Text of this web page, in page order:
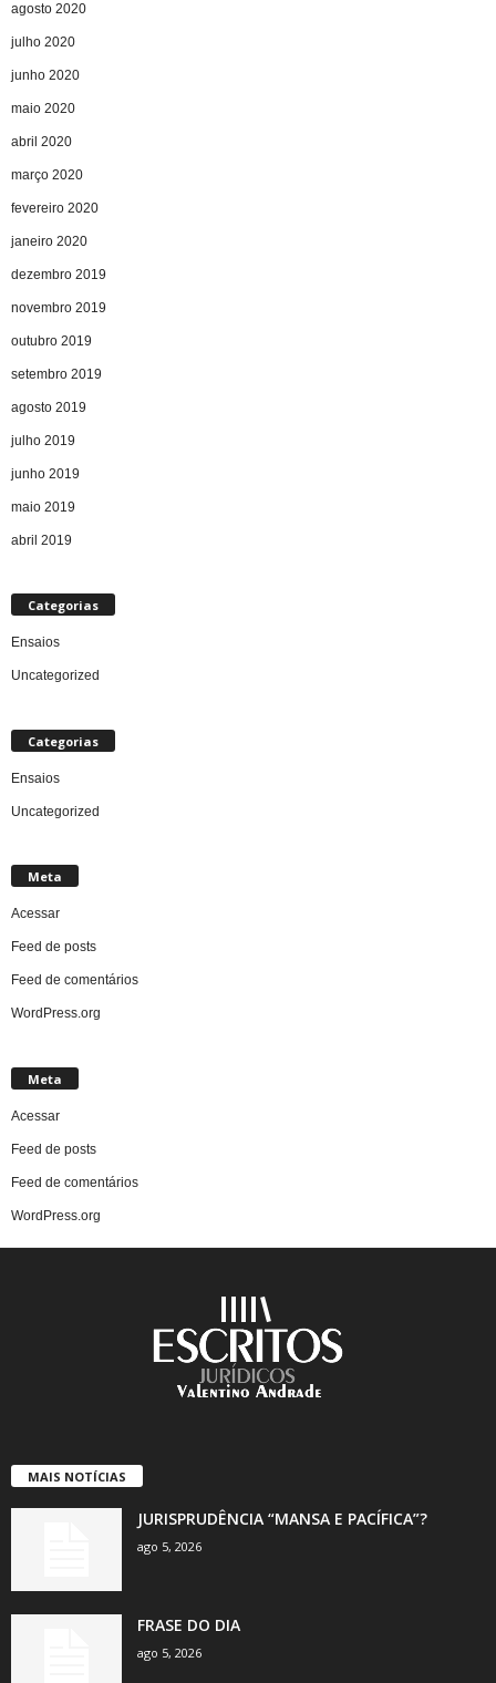
agosto 2020
julho 2020
junho 2020
maio 2020
abril 2020
março 2020
fevereiro 2020
janeiro 2020
dezembro 2019
novembro 2019
outubro 2019
setembro 2019
agosto 2019
julho 2019
junho 2019
maio 2019
abril 2019
Categorias
Ensaios
Uncategorized
Categorias
Ensaios
Uncategorized
Meta
Acessar
Feed de posts
Feed de comentários
WordPress.org
Meta
Acessar
Feed de posts
Feed de comentários
WordPress.org
MAIS NOTÍCIAS
JURISPRUDÊNCIA “MANSA E PACÍFICA”?
ago 5, 2026
FRASE DO DIA
ago 5, 2026